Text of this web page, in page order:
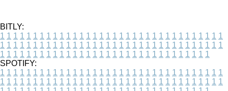
BITLY:
1 1 1 1 1 1 1 1 1 1 1 1 1 1 1 1 1 1 1 1 1 1 1 1 1 1 1 1 1 1 1 1 1 1
1 1 1 1 1 1 1 1 1 1 1 1 1 1 1 1 1 1 1 1 1 1 1 1 1 1 1 1 1 1 1 1 1 1
1 1 1 1 1 1 1 1 1 1 1 1 1 1 1 1 1 1 1 1 1 1 1 1 1 1 1 1 1 1 1 1
SPOTIFY:
1 1 1 1 1 1 1 1 1 1 1 1 1 1 1 1 1 1 1 1 1 1 1 1 1 1 1 1 1 1 1 1 1 1
1 1 1 1 1 1 1 1 1 1 1 1 1 1 1 1 1 1 1 1 1 1 1 1 1 1 1 1 1 1 1 1 1 1